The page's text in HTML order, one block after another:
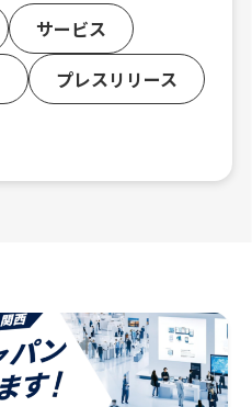
サービス
プレスリリース